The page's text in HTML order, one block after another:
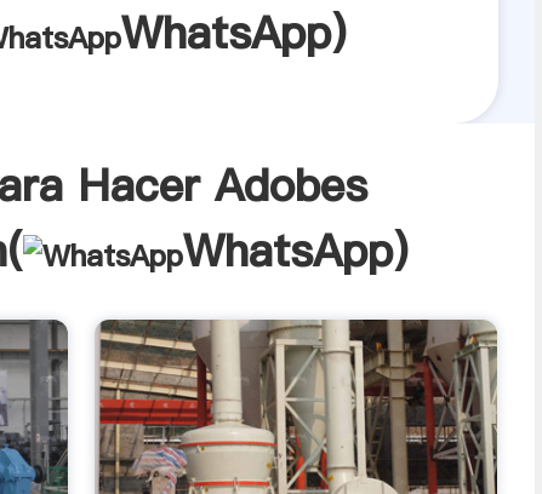
WhatsApp)
Hacer Adobes
WhatsApp)